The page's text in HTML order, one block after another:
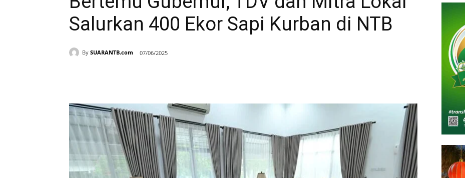
Salurkan 400 Ekor Sapi Kurban di NTB
By SUARANTB.com 07/06/2025